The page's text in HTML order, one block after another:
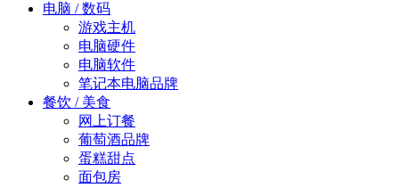
电脑 / 数码
游戏主机
电脑硬件
电脑软件
笔记本电脑品牌
餐饮 / 美食
网上订餐
葡萄酒品牌
蛋糕甜点
面包房